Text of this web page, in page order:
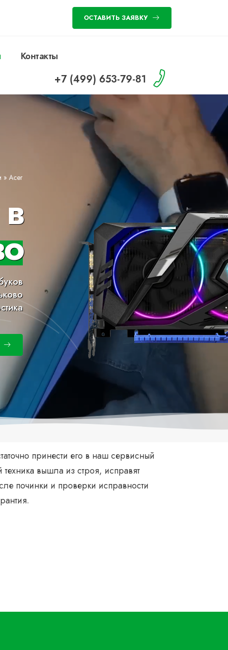
ОСТАВИТЬ ЗАЯВКУ
Контакты
+7 (499) 653-79-81
» Acer
принести его в наш сервисный
вышла из строя, исправят
починки и проверки исправности